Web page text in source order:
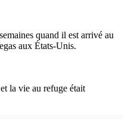
quand il est arrivé au
aux États-Unis.
la vie au refuge était